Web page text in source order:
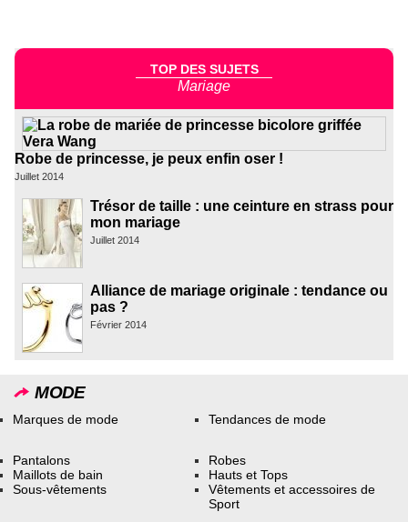
TOP DES SUJETS
Mariage
Robe de princesse, je peux enfin oser !
Juillet 2014
Trésor de taille : une ceinture en strass pour
mon mariage
Juillet 2014
Alliance de mariage originale : tendance ou
pas ?
Février 2014
MODE
Marques de mode Tendances de mode
Pantalons
Maillots de bain
Sous-vêtements
Robes
Hauts et Tops
Vêtements et accessoires de
Sport